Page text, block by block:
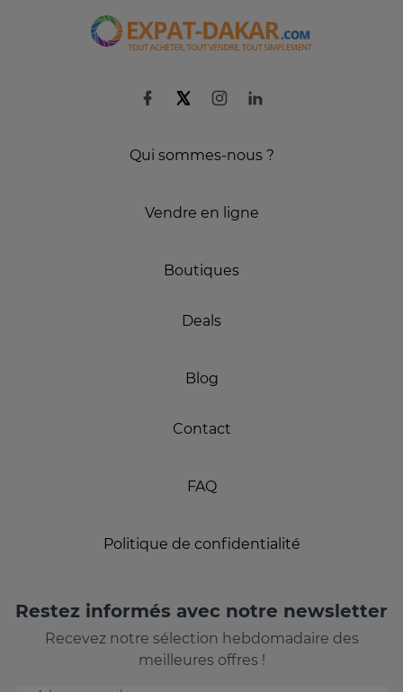
Qui sommes-nous ?
Vendre en ligne
Boutiques
Deals
Blog
Contact
FAQ
Politique de confidentialité
Restez informés avec notre newsletter
Recevez notre sélection hebdomadaire des
meilleures offres !